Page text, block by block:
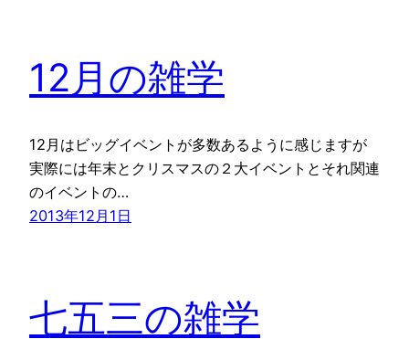
12月の雑学
12月はビッグイベントが多数あるように感じますが
実際には年末とクリスマスの２大イベントとそれ関連
のイベントの…
2013年12月1日
七五三の雑学